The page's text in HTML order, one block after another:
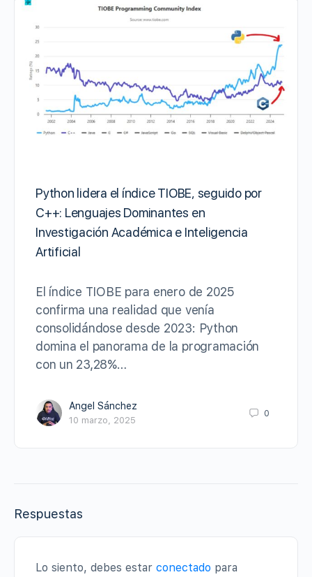
Python lidera el índice TIOBE, seguido por
C++: Lenguajes Dominantes en
Investigación Académica e Inteligencia
Artificial
El índice TIOBE para enero de 2025
confirma una realidad que venía
consolidándose desde 2023: Python
domina el panorama de la programación
con un 23,28%…
Angel Sánchez
10 marzo, 2025
0
Respuestas
Lo siento, debes estar conectado para